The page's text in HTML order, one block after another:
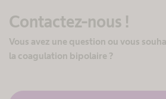
Contactez-nous !
Vous avez une question ou vous
la coagulation bipolaire ?